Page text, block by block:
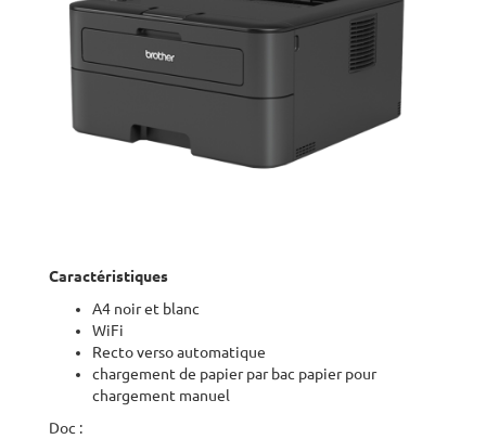
Caractéristiques
A4 noir et blanc
WiFi
Recto verso automatique
chargement de papier par bac papier pour
chargement manuel
Doc :